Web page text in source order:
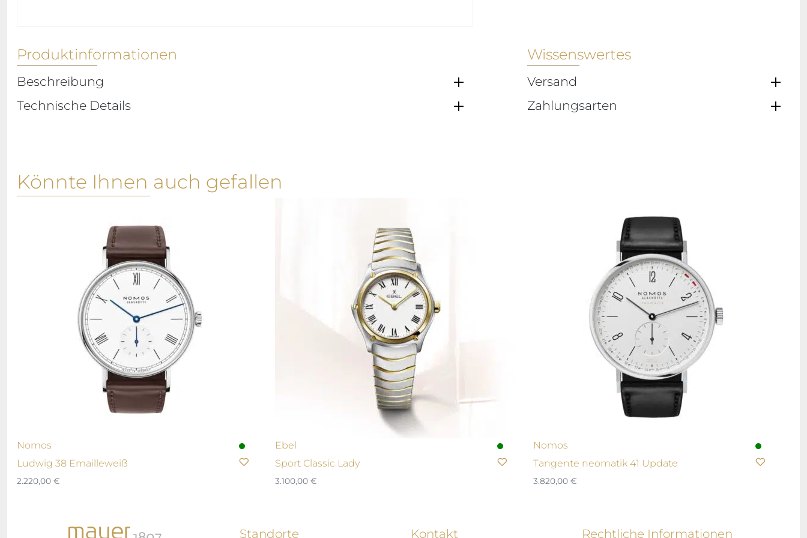
Produktinformationen
Beschreibung
Technische Details
Wissenswertes
Versand
Zahlungsarten
Könnte Ihnen auch gefallen
Nomos
Ludwig 38 Emailleweiß
2.220,00 €
Ebel
Sport Classic Lady
3.100,00 €
Nomos
Tangente neomatik 41 Update
3.820,00 €
Standorte Kontakt Rechtliche Informationen